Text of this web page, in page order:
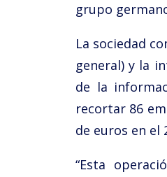
grupo
La sociedad
general) y la
de la
recortar 86
de euros en el
“Esta